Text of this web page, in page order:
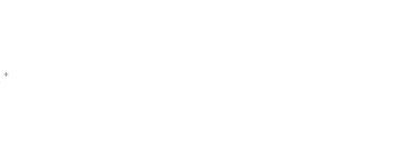
*